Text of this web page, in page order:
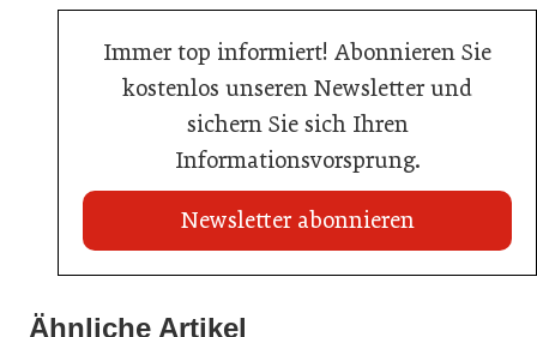
Immer top informiert! Abonnieren Sie
kostenlos unseren Newsletter und
sichern Sie sich Ihren
Informationsvorsprung.
Newsletter abonnieren
Ähnliche Artikel
27. März 2025